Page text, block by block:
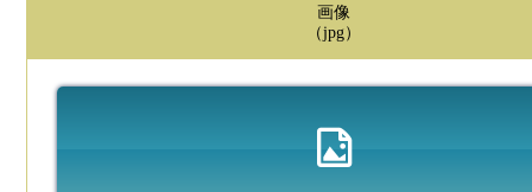
画像
（jpg）